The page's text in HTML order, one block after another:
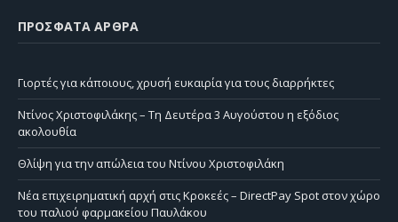
ΠΡΌΣΦΑΤΑ ΆΡΘΡΑ
Γιορτές για κάποιους, χρυσή ευκαιρία για τους διαρρήκτες
Ντίνος Χριστοφιλάκης – Τη Δευτέρα 3 Αυγούστου η εξόδιος
ακολουθία
Θλίψη για την απώλεια του Ντίνου Χριστοφιλάκη
Νέα επιχειρηματική αρχή στις Κροκεές – DirectPay Spot στον χώρο
του παλιού φαρμακείου Παυλάκου